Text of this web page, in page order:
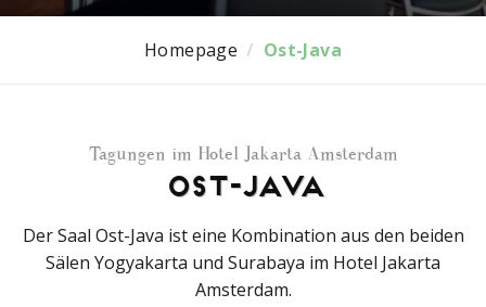
Homepage / Ost-Java
Tagungen im Hotel Jakarta Amsterdam
Ost-Java
Der Saal Ost-Java ist eine Kombination aus den beiden
Sälen Yogyakarta und Surabaya im Hotel Jakarta
Amsterdam.